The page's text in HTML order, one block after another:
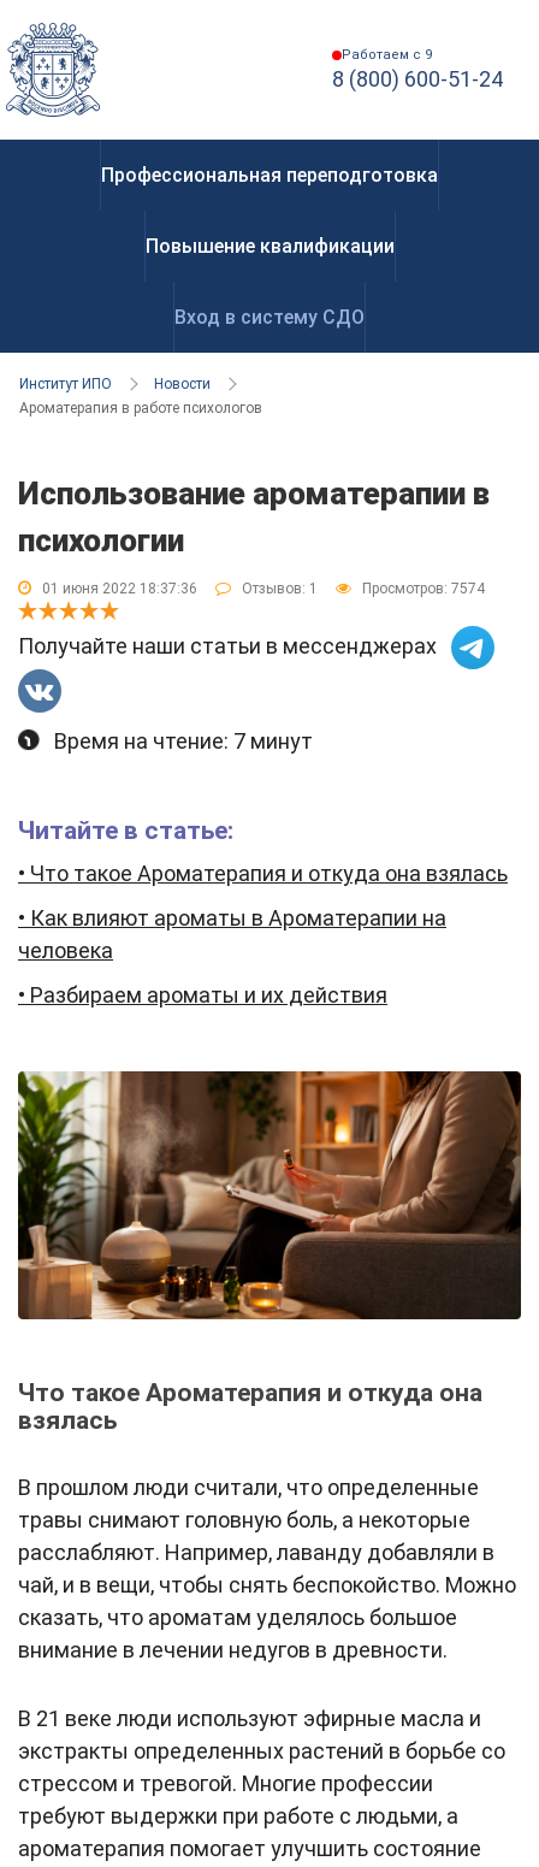
Работаем с 9
8 (800) 600-51-24
Профессиональная переподготовка
Повышение квалификации
Вход в систему СДО
Институт ИПО
Новости
Ароматерапия в работе психологов
Использование ароматерапии в
психологии
01 июня 2022 18:37:36 Отзывов: 1 Просмотров: 7574
Получайте наши статьи в мессенджерах
Время на чтение: 7 минут
Читайте в статье:
• Что такое Ароматерапия и откуда она взялась
• Как влияют ароматы в Ароматерапии на
человека
• Разбираем ароматы и их действия
Что такое Ароматерапия и откуда она
взялась
В прошлом люди считали, что определенные
травы снимают головную боль, а некоторые
расслабляют. Например, лаванду добавляли в
чай, и в вещи, чтобы снять беспокойство. Можно
сказать, что ароматам уделялось большое
внимание в лечении недугов в древности.
В 21 веке люди используют эфирные масла и
экстракты определенных растений в борьбе со
стрессом и тревогой. Многие профессии
требуют выдержки при работе с людьми, а
ароматерапия помогает улучшить состояние